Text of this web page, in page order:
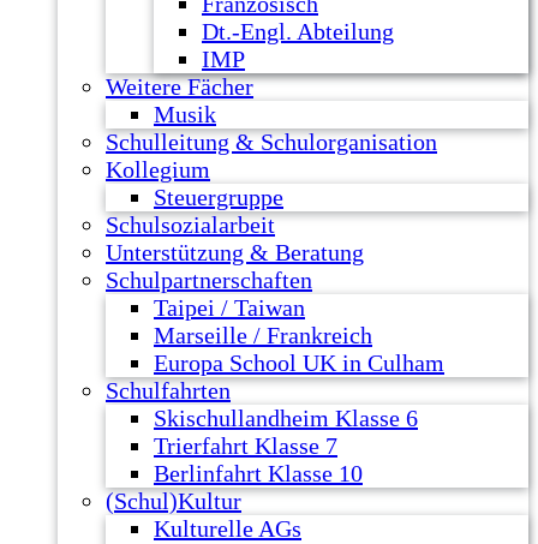
Dt.-Engl. Abteilung
IMP
Weitere Fächer
Musik
Schulleitung & Schulorganisation
Kollegium
Steuergruppe
Schulsozialarbeit
Unterstützung & Beratung
Schulpartnerschaften
Taipei / Taiwan
Marseille / Frankreich
Europa School UK in Culham
Schulfahrten
Skischullandheim Klasse 6
Trierfahrt Klasse 7
Berlinfahrt Klasse 10
(Schul)Kultur
Kulturelle AGs